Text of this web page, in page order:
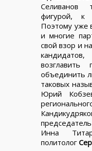
Селиванов
фигурой, к
Поэтому уже
и многие
свой взор и
объединить
таковых
Юрий
Инна
политолог